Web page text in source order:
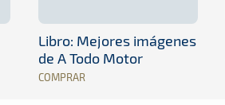
Libro: Mejores imágenes
de A Todo Motor
COMPRAR